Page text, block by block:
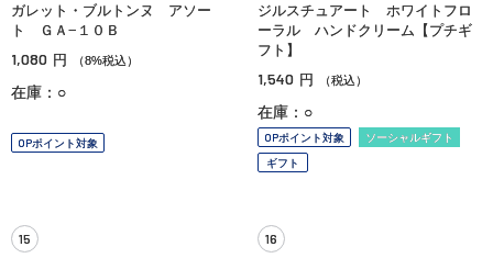
ガレット・ブルトンヌ アソー
ト ＧＡ−１０Ｂ
1,080 円 （8%税込）
在庫：○
OPポイント対象
ジルスチュアート ホワイトフロ
ーラル ハンドクリーム【プチギ
フト】
1,540 円 （税込）
在庫：○
OPポイント対象
ソーシャルギフト
ギフト
15 16